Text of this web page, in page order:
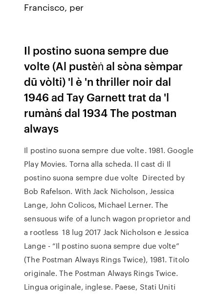
Francisco, per
Il postino suona sempre due
volte (Al pustèṅ al sòna sèmpar
dū vòlti) 'l è 'n thriller noir dal
1946 ad Tay Garnett trat da 'l
rumànś dal 1934 The postman
always
Il postino suona sempre due volte. 1981. Google
Play Movies. Torna alla scheda. Il cast di Il
postino suona sempre due volte Directed by
Bob Rafelson. With Jack Nicholson, Jessica
Lange, John Colicos, Michael Lerner. The
sensuous wife of a lunch wagon proprietor and
a rootless 18 lug 2017 Jack Nicholson e Jessica
Lange - “Il postino suona sempre due volte”
(The Postman Always Rings Twice), 1981. Titolo
originale. The Postman Always Rings Twice.
Lingua originale, inglese. Paese, Stati Uniti